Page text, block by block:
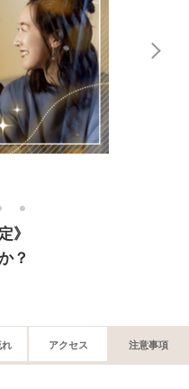
3 4
》
？
れ アクセス 注意事項